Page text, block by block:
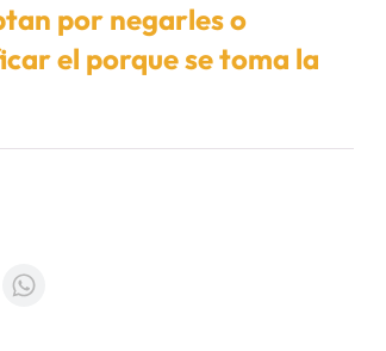
por negarles o
el porque se toma la